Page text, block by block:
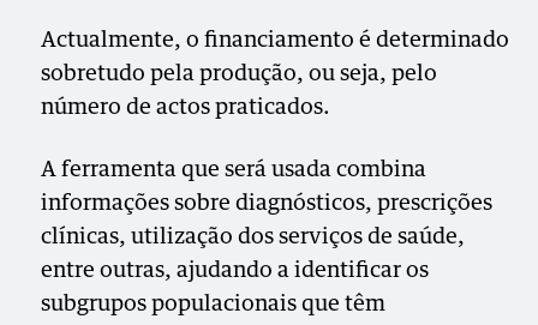
Actualmente, o financiamento é determinado
sobretudo pela produção, ou seja, pelo
número de actos praticados.
A ferramenta que será usada combina
informações sobre diagnósticos, prescrições
clínicas, utilização dos serviços de saúde,
entre outras, ajudando a identificar os
subgrupos populacionais que têm